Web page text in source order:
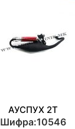
АУСПУХ 2T
Шифра:10546